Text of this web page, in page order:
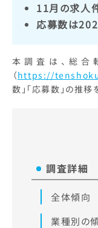
11月の求人
応募数は
本調査は、総合
（https://
数」「応募数」の推移
調査詳細
全体傾向
業種別の